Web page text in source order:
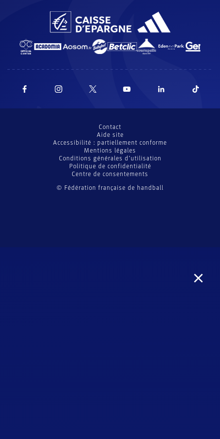
© Fédération française de handball
Contact
Aide site
Accessibilité : partiellement conforme
Mentions légales
Conditions générales d’utilisation
Politique de confidentialité
Centre de consentements